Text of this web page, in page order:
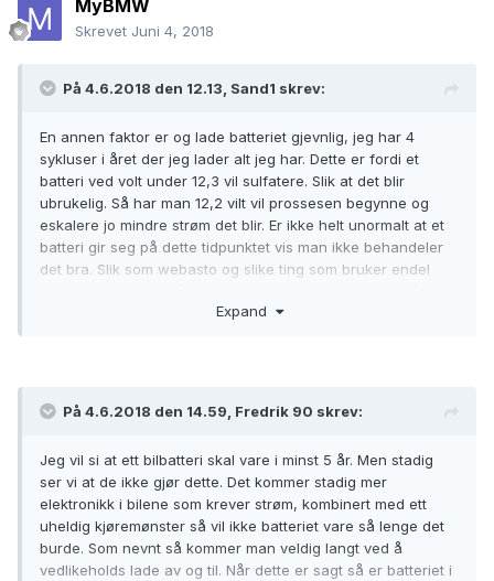
MyBMW
Skrevet Juni 4, 2018
På 4.6.2018 den 12.13, Sand1 skrev:
En annen faktor er og lade batteriet gjevnlig, jeg har 4
sykluser i året der jeg lader alt jeg har. Dette er fordi et
batteri ved volt under 12,3 vil sulfatere. Slik at det blir
ubrukelig. Så har man 12,2 vilt vil prossesen begynne og
eskalere jo mindre strøm det blir. Er ikke helt unormalt at et
batteri gir seg på dette tidpunktet vis man ikke behandeler
det bra. Slik som webasto og slike ting som bruker endel
med slurv fra forgie eier med tanke på webasto og aldrig
Expand
På 4.6.2018 den 14.59, Fredrik 90 skrev:
Jeg vil si at ett bilbatteri skal vare i minst 5 år. Men stadig
ser vi at de ikke gjør dette. Det kommer stadig mer
elektronikk i bilene som krever strøm, kombinert med ett
uheldig kjøremønster så vil ikke batteriet vare så lenge det
burde. Som nevnt så kommer man veldig langt ved å
vedlikeholds lade av og til. Når dette er sagt så er batteriet i